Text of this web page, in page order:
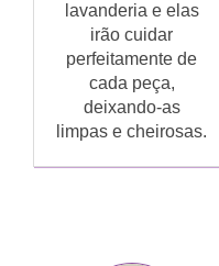
lavanderia e elas
irão cuidar
perfeitamente de
cada peça,
deixando-as
limpas e cheirosas.